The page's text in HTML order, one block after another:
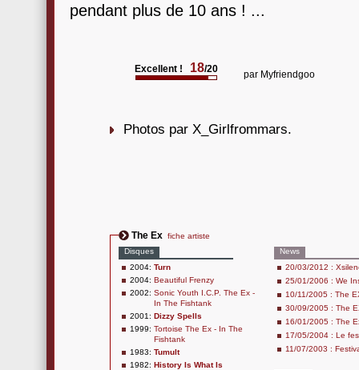
pendant plus de 10 ans ! ...
Excellent ! 18/20 par Myfriendgoo
Photos par X_Girlfrommars.
The Ex fiche artiste
Disques
2004: Turn
2004: Beautiful Frenzy
2002: Sonic Youth I.C.P. The Ex -
In The Fishtank
2001: Dizzy Spells
1999: Tortoise The Ex - In The
Fishtank
1983: Tumult
1982: History Is What Is
News
20/03/2012 :
25/01/2006 : We
10/11/2005 : The
30/09/2005 : The
16/01/2005 : The
17/05/2004 : Le
11/07/2003 :